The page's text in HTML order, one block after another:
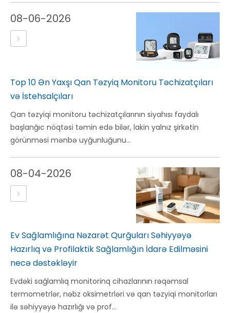
08-06-2026
Top 10 Ən Yaxşı Qan Təzyiq Monitoru Təchizatçıları
və İstehsalçıları
Qan təzyiqi monitoru təchizatçılarının siyahısı faydalı
başlanğıc nöqtəsi təmin edə bilər, lakin yalnız şirkətin
görünməsi mənbə uyğunluğunu...
08-04-2026
Ev Sağlamlığına Nəzarət Qurğuları Səhiyyəyə
Hazırlıq və Profilaktik Sağlamlığın İdarə Edilməsini
necə dəstəkləyir
Evdəki sağlamlıq monitorinq cihazlarının rəqəmsal
termometrlər, nəbz oksimetrləri və qan təzyiqi monitorları
ilə səhiyyəyə hazırlığı və prof...